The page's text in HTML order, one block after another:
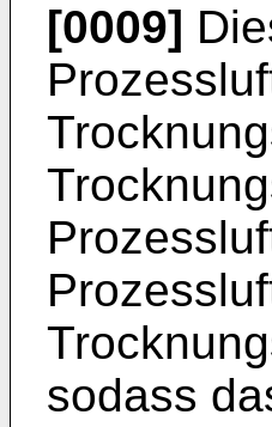
[0009]
sodass